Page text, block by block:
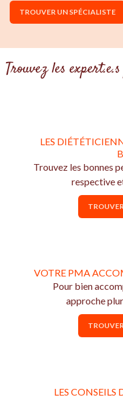
TROUVER UN SPÉCIALISTE
Trouvez les
LES
Trouvez les bonnes
respective
VOTRE PMA
Pour bien
approche
LES CONSEILS